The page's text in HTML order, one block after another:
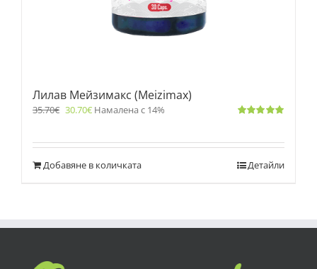
Лилав Мейзимакс (Meizimax)
35.70€ 30.70€ Намалена с 14%
Добавяне в количката Детайли